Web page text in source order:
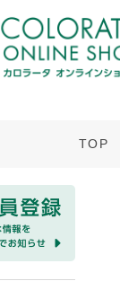
TOP